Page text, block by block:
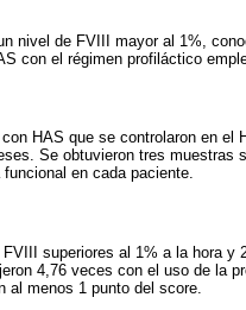
nivel de FVIII mayor al 1%,
con el régimen profiláctico
HAS que se controlaron en el
Se obtuvieron tres muestras
en cada paciente.
superiores al 1% a la hora y
4,76 veces con el uso de la
al menos 1 punto del score.